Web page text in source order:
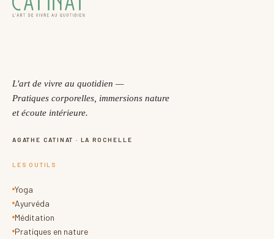
L'art de vivre au quotidien —
Pratiques corporelles, immersions nature
et écoute intérieure.
AGATHE CATINAT · LA ROCHELLE
LES OUTILS
Yoga
Ayurvéda
Méditation
Pratiques en nature